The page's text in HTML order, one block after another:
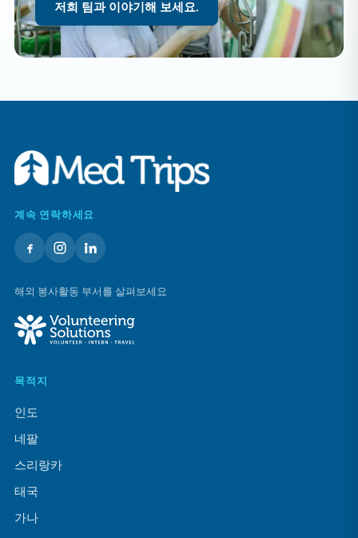
저희 팀과 이야기해 보세요.
계속 연락하세요
해외 봉사활동 부서를 살펴보세요
목적지
인도
네팔
스리랑카
태국
가나